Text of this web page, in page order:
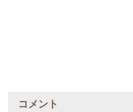
コメント